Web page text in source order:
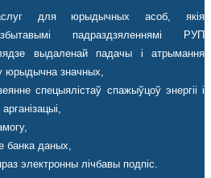
для юрыдычных асоб, якія
падраздзяленнямі РУП
выдаленай падачы і атрымання
юрыдычна значных,
спецыялістаў спажыўцоў энергіі і
банка даных,
электронны лічбавы подпіс.